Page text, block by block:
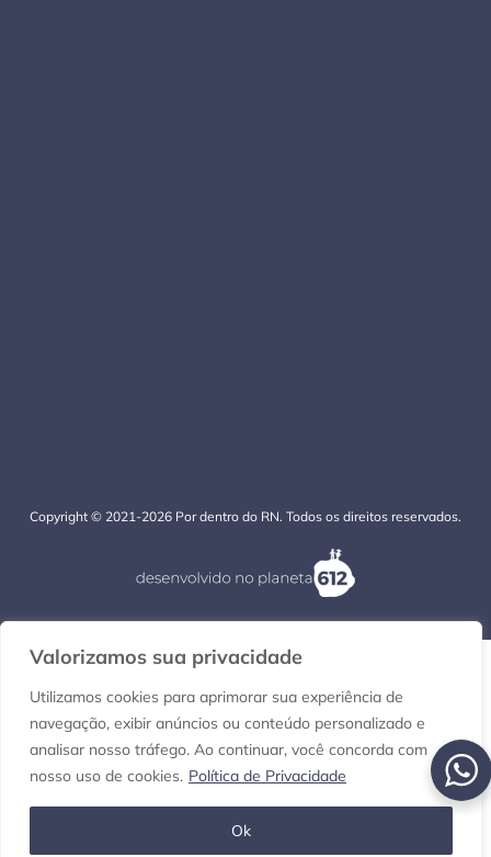
Valorizamos sua privacidade
Utilizamos cookies para aprimorar sua experiência de
navegação, exibir anúncios ou conteúdo personalizado e
analisar nosso tráfego. Ao continuar, você concorda com
nosso uso de cookies. Política de Privacidade
Ok
Copyright © 2021-2026 Por dentro do RN. Todos os direitos reservados.